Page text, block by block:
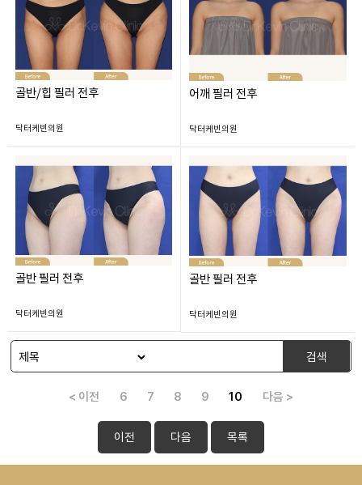
골반/힙 필러 전후
닥터케빈의원
어깨 필러 전후
닥터케빈의원
골반 필러 전후
닥터케빈의원
골반 필러 전후
닥터케빈의원
검색
< 이전 6 7 8 9 10 다음 >
이전 다음 목록